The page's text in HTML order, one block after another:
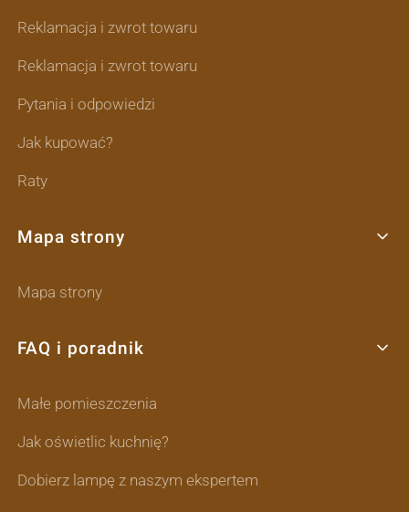
Reklamacja i zwrot towaru
Reklamacja i zwrot towaru
Pytania i odpowiedzi
Jak kupować?
Raty
Mapa strony
Mapa strony
FAQ i poradnik
Małe pomieszczenia
Jak oświetlic kuchnię?
Dobierz lampę z naszym ekspertem